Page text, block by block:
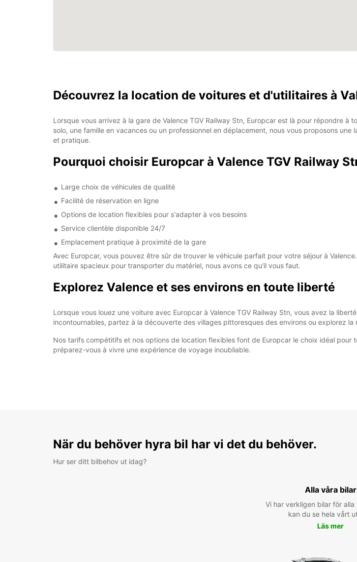
Découvrez la location de voitures et d'utilitaires à
Lorsque vous arrivez à la gare de Valence TGV Railway Stn, Europcar est là pour répondre
solo, une famille en vacances ou un professionnel en déplacement, nous vous proposons
et pratique.
Pourquoi choisir Europcar à Valence TGV Railway
Large choix de véhicules de qualité
Facilité de réservation en ligne
Options de location flexibles pour s'adapter à vos besoins
Service clientèle disponible 24/7
Emplacement pratique à proximité de la gare
Avec Europcar, vous pouvez être sûr de trouver le véhicule parfait pour votre séjour à
utilitaire spacieux pour transporter du matériel, nous avons ce qu'il vous faut.
Explorez Valence et ses environs en toute liberté
Lorsque vous louez une voiture avec Europcar à Valence TGV Railway Stn, vous avez la
incontournables, partez à la découverte des villages pittoresques des environs ou explorez
Nos tarifs compétitifs et nos options de location flexibles font de Europcar le choix idéal
préparez-vous à vivre une expérience de voyage inoubliable.
När du behöver hyra bil har vi det du behöver.
Hur ser ditt bilbehov ut idag?
Alla våra bilar
Vi har verkligen bilar för alla
kan du se hela vårt
Läs mer